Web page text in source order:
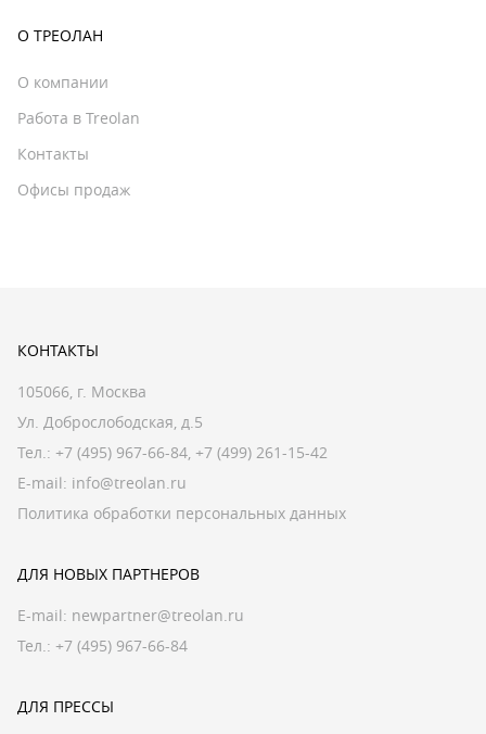
О ТРЕОЛАН
О компании
Работа в Treolan
Контакты
Офисы продаж
КОНТАКТЫ
105066, г. Москва
Ул. Доброслободская, д.5
Тел.: +7 (495) 967-66-84, +7 (499) 261-15-42
E-mail: info@treolan.ru
Политика обработки персональных данных
ДЛЯ НОВЫХ ПАРТНЕРОВ
E-mail: newpartner@treolan.ru
Тел.: +7 (495) 967-66-84
ДЛЯ ПРЕССЫ